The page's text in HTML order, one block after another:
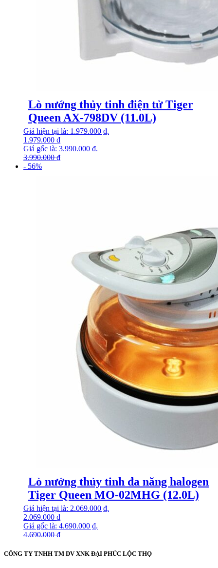
Lò nướng thủy tinh điện tử Tiger
Queen AX-798DV (11.0L)
3.990.000₫
Giá gốc là: 3.990.000 ₫.
1.979.000 ₫
Giá hiện tại là: 1.979.000 ₫.
- 56%
Lò nướng thủy tinh đa năng halogen
Tiger Queen MO-02MHG (12.0L)
4.690.000₫
Giá gốc là: 4.690.000 ₫.
2.069.000 ₫
Giá hiện tại là: 2.069.000 ₫.
CÔNG TY TNHH TM DV XNK ĐẠI PHÚC LỘC THỌ